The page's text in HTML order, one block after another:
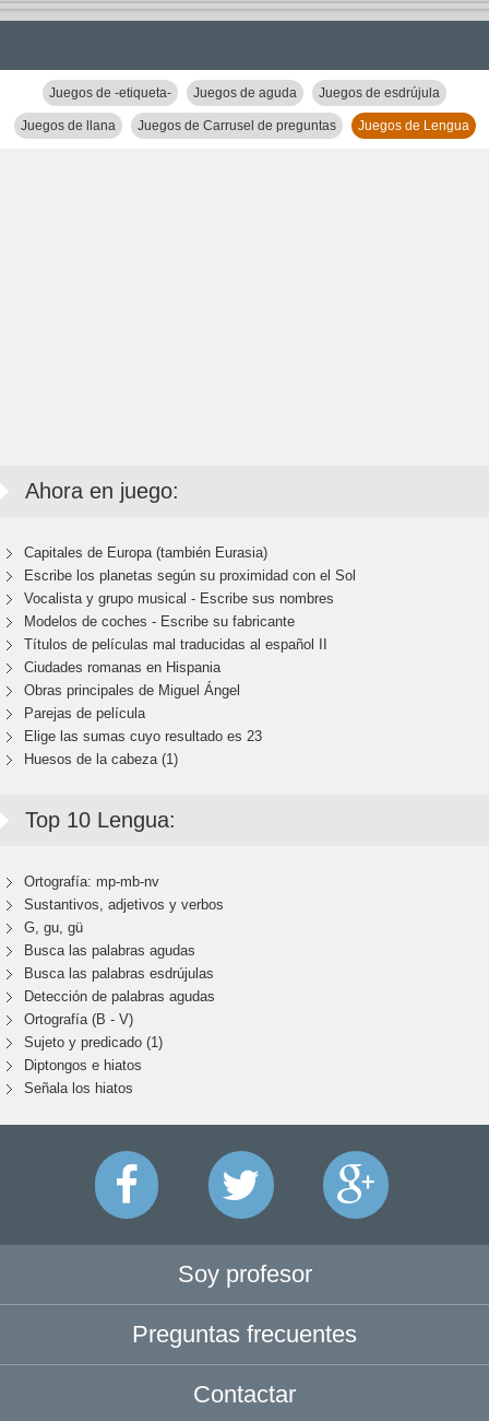
Juegos de -etiqueta- Juegos de aguda Juegos de esdrújula
Juegos de llana Juegos de Carrusel de preguntas Juegos de Lengua
Ahora en juego:
Capitales de Europa (también Eurasia)
Escribe los planetas según su proximidad con el Sol
Vocalista y grupo musical - Escribe sus nombres
Modelos de coches - Escribe su fabricante
Títulos de películas mal traducidas al español II
Ciudades romanas en Hispania
Obras principales de Miguel Ángel
Parejas de película
Elige las sumas cuyo resultado es 23
Huesos de la cabeza (1)
Top 10 Lengua:
Ortografía: mp-mb-nv
Sustantivos, adjetivos y verbos
G, gu, gü
Busca las palabras agudas
Busca las palabras esdrújulas
Detección de palabras agudas
Ortografía (B - V)
Sujeto y predicado (1)
Diptongos e hiatos
Señala los hiatos
Soy profesor
Preguntas frecuentes
Contactar